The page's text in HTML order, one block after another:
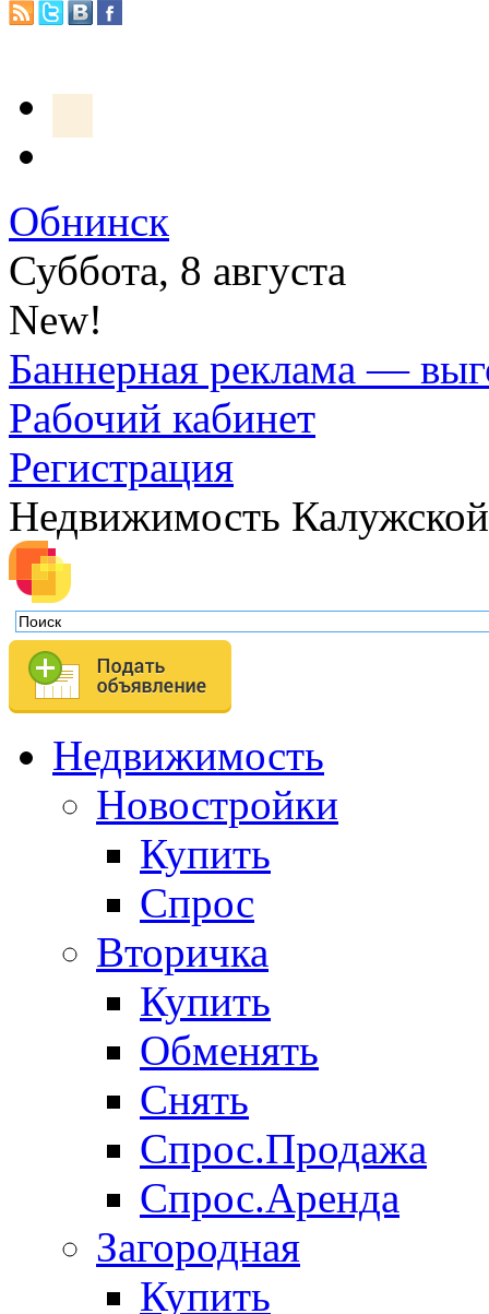
Обнинск
Суббота, 8 августа
New!
Баннерная реклама —
Рабочий кабинет
Регистрация
Недвижимость
Недвижимость
Новостройки
Купить
Спрос
Вторичка
Купить
Обменять
Снять
Спрос.Продажа
Спрос.Аренда
Загородная
Купить